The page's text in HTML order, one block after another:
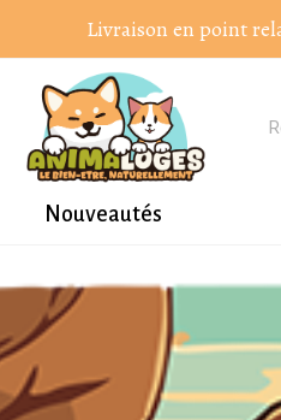
Livraison en point
Nouveautés